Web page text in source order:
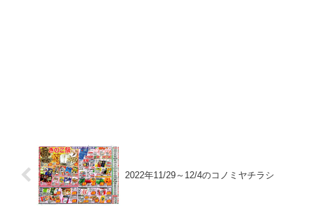
2022年11/29～12/4のコノミヤチラシ